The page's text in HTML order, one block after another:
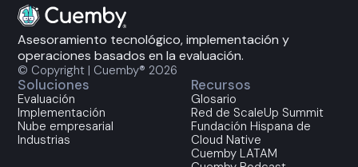
Asesoramiento tecnológico, implementación y
operaciones basados en la evaluación.
© Copyright | Cuemby® 2026
Soluciones
Evaluación
Implementación
Nube empresarial
Industrias
Recursos
Glosario
Red de ScaleUp Summit
Fundación Hispana de
Cloud Native
Cuemby LATAM